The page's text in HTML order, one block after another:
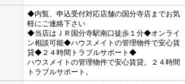
◆内覧、申込受付対応店舗の国分寺店までお気
軽にご連絡下さい
◆当店はＪＲ国分寺駅南口徒歩１分◆オンライ
ン相談可能◆ハウスメイトの管理物件で安心賃
貸◆２４時間トラブルサポート◆
ハウスメイトの管理物件で安心賃貸。２４時間
トラブルサポート。